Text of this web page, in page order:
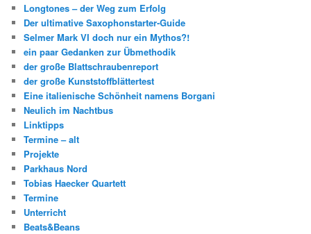
Longtones – der Weg zum Erfolg
Der ultimative Saxophonstarter-Guide
Selmer Mark VI doch nur ein Mythos?!
ein paar Gedanken zur Übmethodik
der große Blattschraubenreport
der große Kunststoffblättertest
Eine italienische Schönheit namens Borgani
Neulich im Nachtbus
Linktipps
Termine – alt
Projekte
Parkhaus Nord
Tobias Haecker Quartett
Termine
Unterricht
Beats&Beans